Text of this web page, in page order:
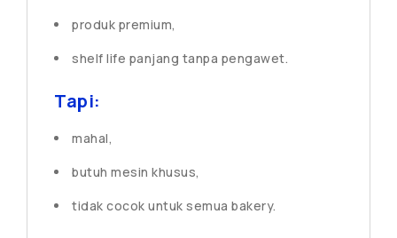
produk premium,
shelf life panjang tanpa pengawet.
Tapi:
mahal,
butuh mesin khusus,
tidak cocok untuk semua bakery.